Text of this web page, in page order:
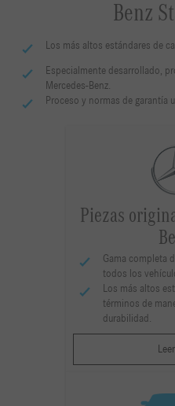
Benz
Los más altos estándares de
Especialmente desarrollado,
Mercedes-Benz.
Proceso y normas de garantía
Piezas
Gama completa
todos los
Los más altos
términos de
durabilidad.